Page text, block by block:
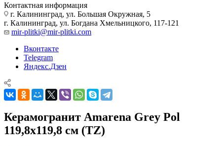
Контактная информация
г. Калининград, ул. Большая Окружная, 5
г. Калининград, ул. Богдана Хмельницкого, 117-121
mir-plitki@mir-plitki.com
Вконтакте
Telegram
Яндекс.Дзен
Керамогранит Amarena Grey Pol
119,8x119,8 см (TZ)